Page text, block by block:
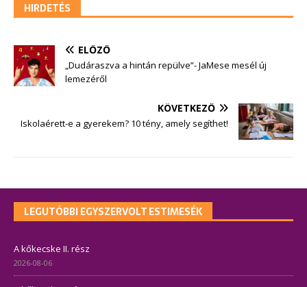
HIRDETÉS
ELŐZŐ
„Dudáraszva a hintán repülve”- JaMese mesél új
lemezéről
KÖVETKEZŐ
Iskolaérett-e a gyerekem? 10 tény, amely segíthet!
LEGUTÓBBI EGYSZERVOLT ESTIMESÉK
A kőkecske II. rész
2026-08-06